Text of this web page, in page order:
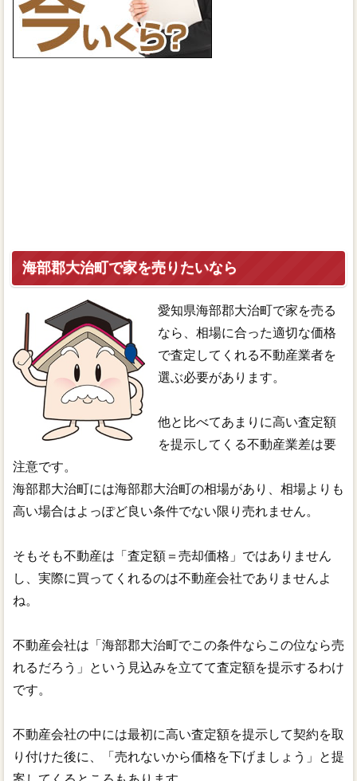
海部郡大治町で家を売りたいなら
愛知県海部郡大治町で家を売る
なら、相場に合った適切な価格
で査定してくれる不動産業者を
選ぶ必要があります。
他と比べてあまりに高い査定額
を提示してくる不動産業差は要
注意です。
海部郡大治町には海部郡大治町の相場があり、相場よりも
高い場合はよっぽど良い条件でない限り売れません。
そもそも不動産は「査定額＝売却価格」ではありません
し、実際に買ってくれるのは不動産会社でありませんよ
ね。
不動産会社は「海部郡大治町でこの条件ならこの位なら売
れるだろう」という見込みを立てて査定額を提示するわけ
です。
不動産会社の中には最初に高い査定額を提示して契約を取
り付けた後に、「売れないから価格を下げましょう」と提